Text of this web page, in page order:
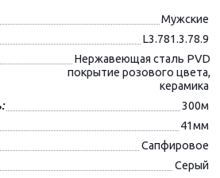
Мужские
L3.781.3.78.9
Нержавеющая сталь PVD
покрытие розового цвета,
керамика
300м
41мм
Сапфировое
Серый